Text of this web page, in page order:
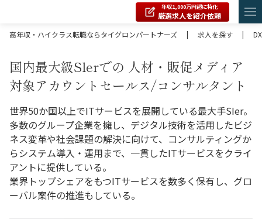
年収1,000万円超に特化
厳選求人を紹介依頼
高年収・ハイクラス転職ならタイグロンパートナーズ
| 求人を探す |
国内最大級Slerでの 人材・販促メディア
対象アカウントセールス/コンサルタント
世界50か国以上でITサービスを展開している最大手SIer。
多数のグループ企業を擁し、デジタル技術を活用したビジ
ネス変革や社会課題の解決に向けて、コンサルティングか
らシステム導入・運用まで、一貫したITサービスをクライ
アントに提供している。
業界トップシェアをもつITサービスを数多く保有し、グロ
ーバル案件の推進もしている。